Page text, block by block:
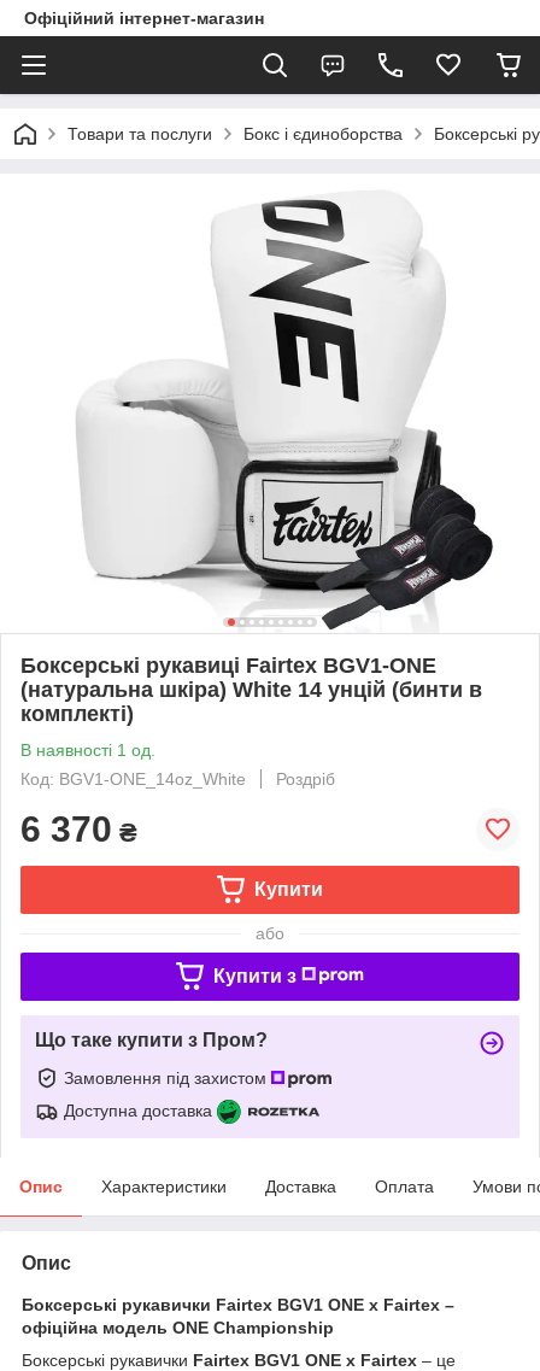
Офіційний інтернет-магазин
Товари та послуги Бокс і єдиноборства Боксерські
Боксерські рукавиці Fairtex BGV1-ONE
(натуральна шкіра) White 14 унцій (бинти в
комплекті)
В наявності 1 од.
Код: BGV1-ONE_14oz_White
Роздріб
6 370 ₴
Купити
або
Купити з
Що таке купити з Пром?
Замовлення під захистом
Доступна доставка
Опис Характеристики Доставка Оплата Умови
Опис
Боксерські рукавички Fairtex BGV1 ONE x Fairtex –
офіційна модель ONE Championship
Боксерські рукавички Fairtex BGV1 ONE x Fairtex – це